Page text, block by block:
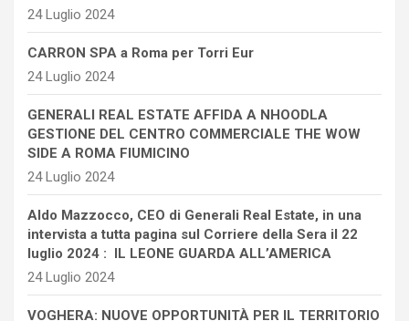
24 Luglio 2024
CARRON SPA a Roma per Torri Eur
24 Luglio 2024
GENERALI REAL ESTATE AFFIDA A NHOODLA
GESTIONE DEL CENTRO COMMERCIALE THE WOW
SIDE A ROMA FIUMICINO
24 Luglio 2024
Aldo Mazzocco, CEO di Generali Real Estate, in una
intervista a tutta pagina sul Corriere della Sera il 22
luglio 2024 : IL LEONE GUARDA ALL’AMERICA
24 Luglio 2024
VOGHERA: NUOVE OPPORTUNITÀ PER IL TERRITORIO